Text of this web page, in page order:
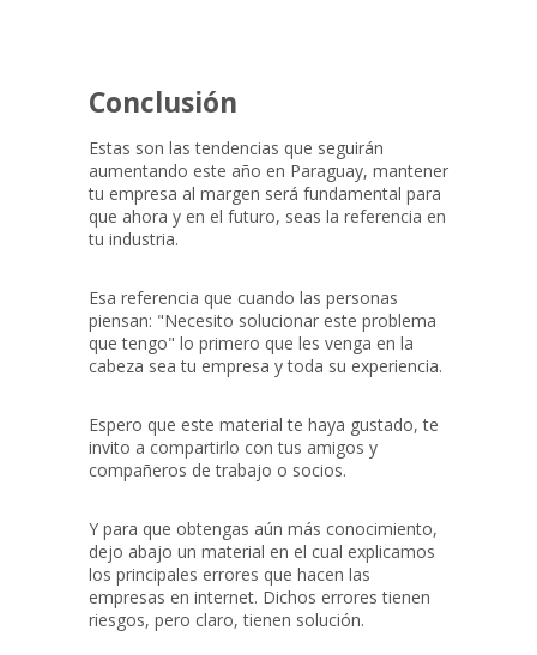
Conclusión
Estas son las tendencias que seguirán
aumentando este año en Paraguay, mantener
tu empresa al margen será fundamental para
que ahora y en el futuro, seas la referencia en
tu industria.
Esa referencia que cuando las personas
piensan: "Necesito solucionar este problema
que tengo" lo primero que les venga en la
cabeza sea tu empresa y toda su experiencia.
Espero que este material te haya gustado, te
invito a compartirlo con tus amigos y
compañeros de trabajo o socios.
Y para que obtengas aún más conocimiento,
dejo abajo un material en el cual explicamos
los principales errores que hacen las
empresas en internet. Dichos errores tienen
riesgos, pero claro, tienen solución.